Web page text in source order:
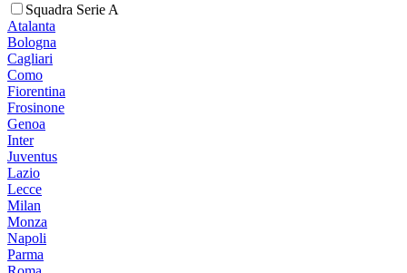
Squadra Serie A
Atalanta
Bologna
Cagliari
Como
Fiorentina
Frosinone
Genoa
Inter
Juventus
Lazio
Lecce
Milan
Monza
Napoli
Parma